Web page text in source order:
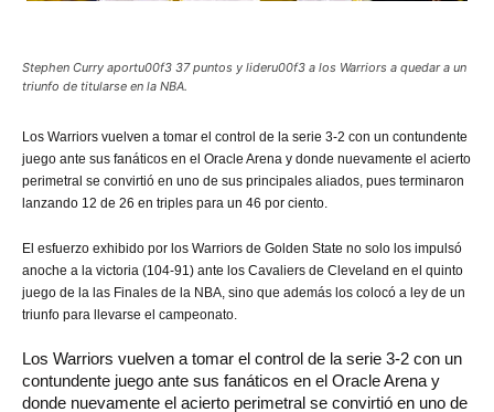
Stephen Curry aportu00f3 37 puntos y lideru00f3 a los Warriors a quedar a un
triunfo de titularse en la NBA.
Los Warriors vuelven a tomar el control de la serie 3-2 con un contundente
juego ante sus fanáticos en el Oracle Arena y donde nuevamente el acierto
perimetral se convirtió en uno de sus principales aliados, pues terminaron
lanzando 12 de 26 en triples para un 46 por ciento.
El esfuerzo exhibido por los Warriors de Golden State no solo los impulsó
anoche a la victoria (104-91) ante los Cavaliers de Cleveland en el quinto
juego de la las Finales de la NBA, sino que además los colocó a ley de un
triunfo para llevarse el campeonato.
Los Warriors vuelven a tomar el control de la serie 3-2 con un
contundente juego ante sus fanáticos en el Oracle Arena y
donde nuevamente el acierto perimetral se convirtió en uno de